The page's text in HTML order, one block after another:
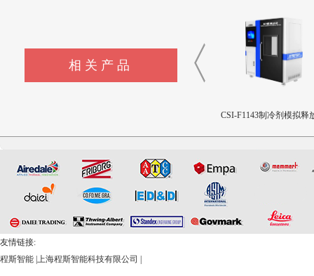
相关产品
CSI-F1143制冷剂模拟释
友情链接:
程斯智能 上海程斯智能科技有限公司